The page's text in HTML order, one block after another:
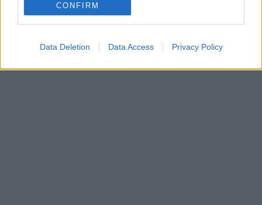
CONFIRM
Data Deletion Data Access Privacy Policy